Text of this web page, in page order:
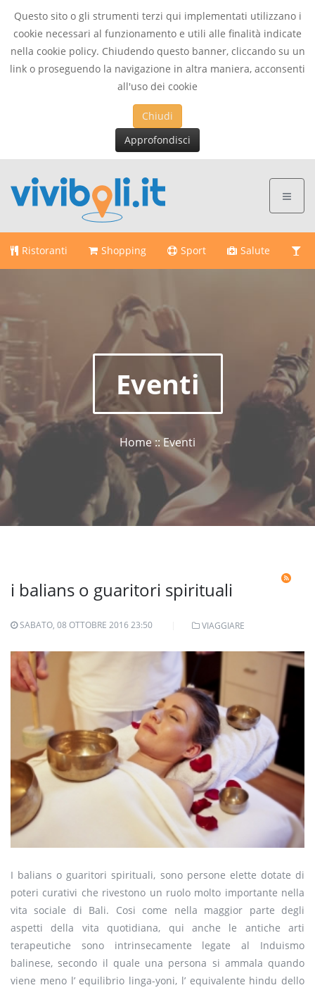
Questo sito o gli strumenti terzi qui implementati utilizzano i
cookie necessari al funzionamento e utili alle finalità indicate
nella cookie policy. Chiudendo questo banner, cliccando su un
link o proseguendo la navigazione in altra maniera, acconsenti
all'uso dei cookie
Chiudi
Approfondisci
Ristoranti Shopping Sport Salute
Eventi
Home :: Eventi
i balians o guaritori spirituali
SABATO, 08 OTTOBRE 2016 23:50 VIAGGIARE
I balians o guaritori spirituali, sono persone elette dotate di
poteri curativi che rivestono un ruolo molto importante nella
vita sociale di Bali. Cosi come nella maggior parte degli
aspetti della vita quotidiana, qui anche le antiche arti
terapeutiche sono intrinsecamente legate al Induismo
balinese, secondo il quale una persona si ammala quando
viene meno l’ equilibrio linga-yoni, l’ equivalente hindu dello